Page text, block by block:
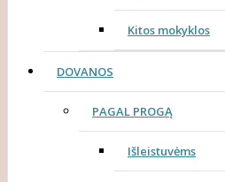
Kitos mokyklos
DOVANOS
PAGAL PROGĄ
Išleistuvėms